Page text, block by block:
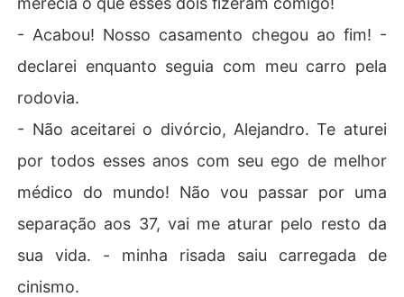
- Acabou! Nosso casamento chegou ao fim! -
declarei enquanto seguia com meu carro pela
rodovia.
- Não aceitarei o divórcio, Alejandro. Te aturei
por todos esses anos com seu ego de melhor
médico do mundo! Não vou passar por uma
separação aos 37, vai me aturar pelo resto da
sua vida. - minha risada saiu carregada de
cinismo.